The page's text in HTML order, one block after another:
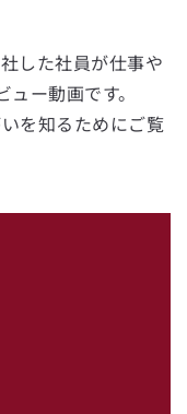
した社員が仕事や
ー動画です。
を知るためにご覧